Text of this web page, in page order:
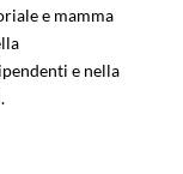
e mamma
e nella